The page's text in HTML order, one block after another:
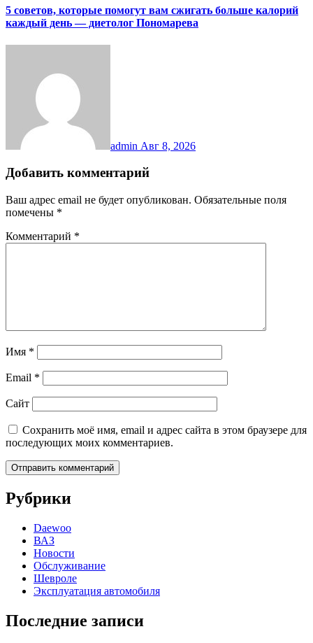
5 советов, которые помогут вам сжигать больше калорий
каждый день — диетолог Пономарева
admin Авг 8, 2026
Добавить комментарий
Ваш адрес email не будет опубликован. Обязательные поля
помечены *
Комментарий *
Имя *
Email *
Сайт
Сохранить моё имя, email и адрес сайта в этом браузере для
последующих моих комментариев.
Рубрики
Daewoo
ВАЗ
Новости
Обслуживание
Шевроле
Эксплуатация автомобиля
Последние записи